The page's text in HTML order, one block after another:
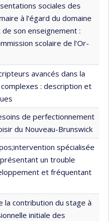
sociales des
à l’égard du domaine
de son enseignement :
scolaire de l’Or-
avancés dans la
: description et
de perfectionnement
du Nouveau-Brunswick
spécialisée
un trouble
et fréquentant
la contribution du stage à
initiale des